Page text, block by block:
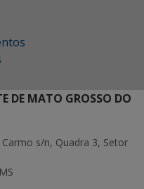
DE MATO GROSSO DO
s/n, Quadra 3, Setor